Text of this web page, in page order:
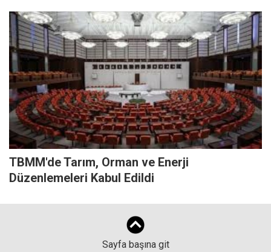
TBMM'de Tarım, Orman ve Enerji
Düzenlemeleri Kabul Edildi
Sayfa başına git